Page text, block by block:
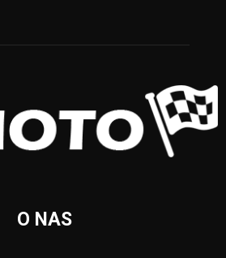
O NAS